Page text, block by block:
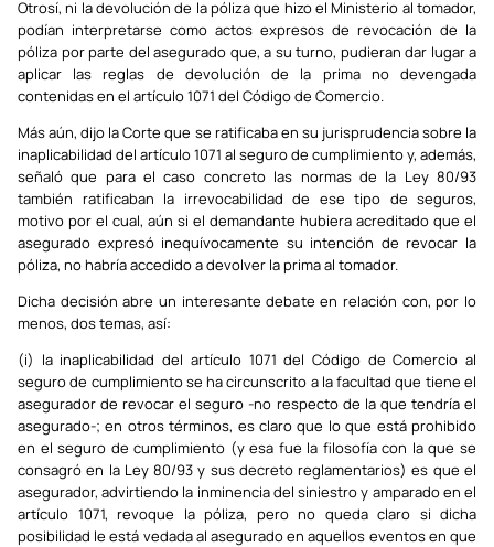
Otrosí, ni la devolución de la póliza que hizo el Ministerio al tomador,
podían interpretarse como actos expresos de revocación de la
póliza por parte del asegurado que, a su turno, pudieran dar lugar a
aplicar las reglas de devolución de la prima no devengada
contenidas en el artículo 1071 del Código de Comercio.
Más aún, dijo la Corte que se ratificaba en su jurisprudencia sobre la
inaplicabilidad del artículo 1071 al seguro de cumplimiento y, además,
señaló que para el caso concreto las normas de la Ley 80/93
también ratificaban la irrevocabilidad de ese tipo de seguros,
motivo por el cual, aún si el demandante hubiera acreditado que el
asegurado expresó inequívocamente su intención de revocar la
póliza, no habría accedido a devolver la prima al tomador.
Dicha decisión abre un interesante debate en relación con, por lo
menos, dos temas, así:
(i) la inaplicabilidad del artículo 1071 del Código de Comercio al
seguro de cumplimiento se ha circunscrito a la facultad que tiene el
asegurador de revocar el seguro -no respecto de la que tendría el
asegurado-; en otros términos, es claro que lo que está prohibido
en el seguro de cumplimiento (y esa fue la filosofía con la que se
consagró en la Ley 80/93 y sus decreto reglamentarios) es que el
asegurador, advirtiendo la inminencia del siniestro y amparado en el
artículo 1071, revoque la póliza, pero no queda claro si dicha
posibilidad le está vedada al asegurado en aquellos eventos en que